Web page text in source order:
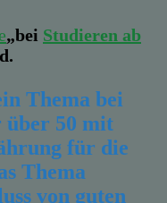
„bei Studieren ab
Thema bei
über 50 mit
für die
Thema
von guten